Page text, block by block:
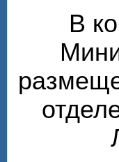
В